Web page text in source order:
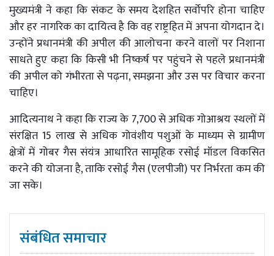
मुख्यमंत्री ने कहा कि संकट के समय देशहित सर्वोपरि होना चाहिए
और हर नागरिक का दायित्व है कि वह राष्ट्रहित में अपना योगदान दे।
उन्होंने प्रधानमंत्री की अपील की आलोचना करने वालों पर निशाना
साधते हुए कहा कि किसी भी निष्कर्ष पर पहुंचने से पहले प्रधानमंत्री
की अपील को गंभीरता से पढ़ना, समझना और उस पर विचार करना
चाहिए।
आदित्यनाथ ने कहा कि राज्य के 7,700 से अधिक गोआश्रय स्थलों में
संरक्षित 15 लाख से अधिक गोवंशीय पशुओं के माध्यम से ग्रामीण
क्षेत्रों में गोबर गैस संयंत्र आधारित सामूहिक रसोई मॉडल विकसित
करने की योजना है, ताकि रसोई गैस (एलपीजी) पर निर्भरता कम की
जा सके।
संबंधित समाचार